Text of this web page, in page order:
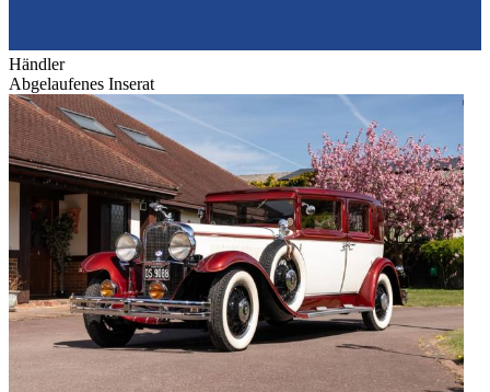
Händler
Abgelaufenes Inserat